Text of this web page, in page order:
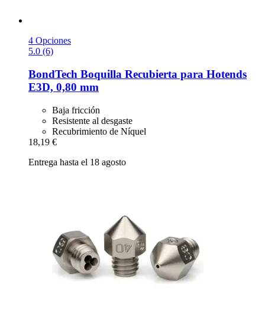
4 Opciones
5.0 (6)
BondTech Boquilla Recubierta para Hotends
E3D, 0,80 mm
Baja fricción
Resistente al desgaste
Recubrimiento de Níquel
18,19 €
Entrega hasta el 18 agosto